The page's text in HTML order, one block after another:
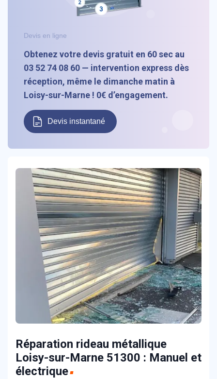
Devis en ligne
Obtenez votre devis gratuit en 60 sec au
03 52 74 08 60 — intervention express dès
réception, même le dimanche matin à
Loisy-sur-Marne ! 0€ d’engagement.
Devis instantané
Réparation rideau métallique
Loisy-sur-Marne 51300 : Manuel et
électrique